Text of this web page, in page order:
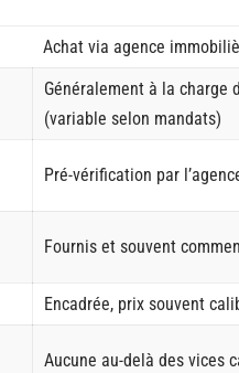
Achat via agence
Généralement à la charge
(variable selon mandats)
Pré-vérification par
Fournis et souvent
Encadrée, prix souvent
Aucune au-delà des vices